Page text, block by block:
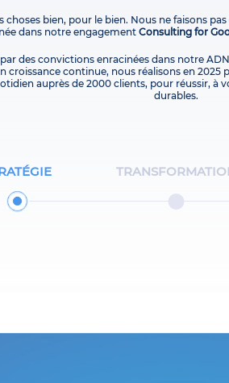
choses bien, pour le bien. Nous ne faisons
dans notre engagement Consulting for
des convictions enracinées dans notre
continue, nous réalisons en 2025
auprès de 2000 clients, pour réussir, à
durables.